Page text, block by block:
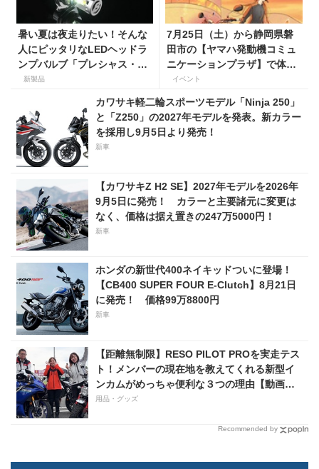
暑い夏は夜走りたい！そんな
人にピッタリなLEDヘッドラ
ンプバルブ「プレシャス・レ
イ ZX」が【デイトナ】から
新製品
7月25日（土）から静岡県磐
田市の【ヤマハ発動機コミュ
ニケーションプラザ】で体験
型謎解きイベントを開催！
イベント
カワサキ軽二輪スポーツモデル「Ninja 250」
と「Z250」の2027年モデルを発表。新カラー
を採用し9月5日より発売！
新車
【カワサキZ H2 SE】2027年モデルを2026年
9月5日に発売！ カラーと主要諸元に変更は
なく、価格は据え置きの247万5000円！
新車
ホンダの新世代400ネイキッドついに登場！
【CB400 SUPER FOUR E-Clutch】8月21日
に発売！ 価格99万8800円
新車
【距離無制限】RESO PILOT PROを実走テス
ト！メンバーの現在地を教えてくれる新型イ
ンカムがめっちゃ便利な３つの理由【動画付
き】
用品・グッズ
Recommended by